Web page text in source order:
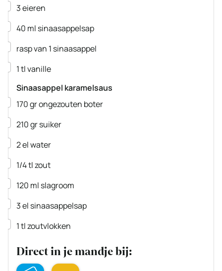
▢
3eieren
▢
40 ml sinaasappelsap
▢
rasp van 1 sinaasappel
▢
1tlvanille
Sinaasappel karamelsaus
▢
170grongezouten boter
▢
210grsuiker
▢
2elwater
▢
1/4tlzout
▢
120 ml slagroom
▢
3el sinaasappelsap
▢
1tlzoutvlokken
Direct in je mandje bij: